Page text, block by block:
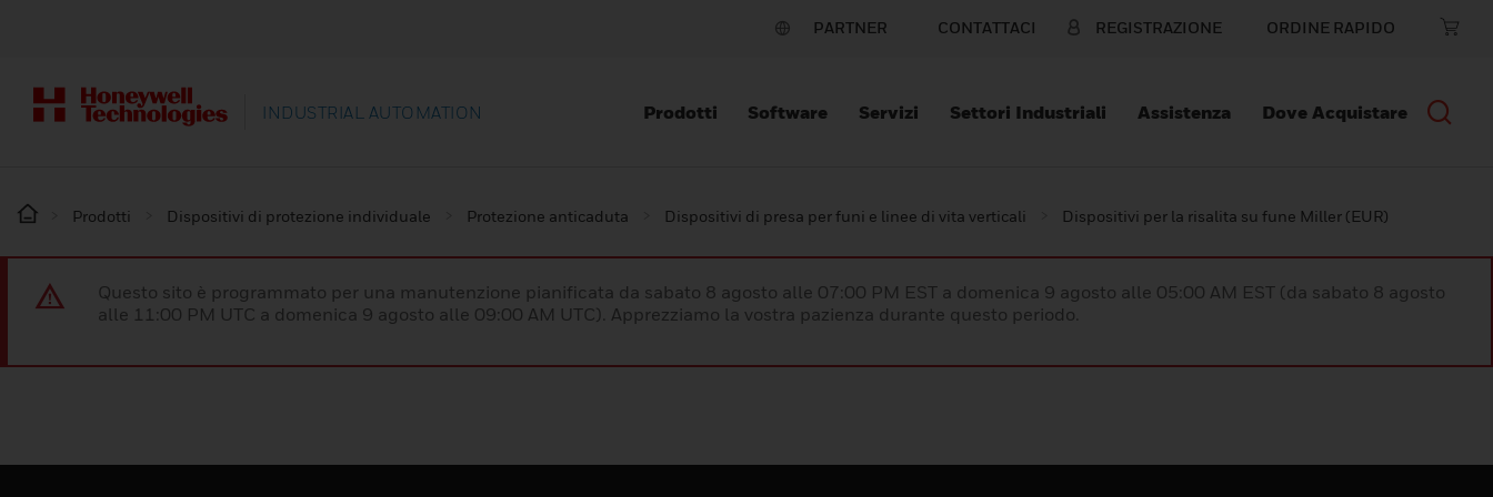
PARTNER CONTATTACI REGISTRAZIONE ORDINE RAPIDO
INDUSTRIAL AUTOMATION Prodotti Software Servizi Settori Industriali Assistenza Dove Acquistare
Prodotti Dispositivi di protezione individuale Protezione anticaduta Dispositivi di presa per funi e linee di vita verticali Dispositivi per la risalita su fune Miller (EUR)
Questo sito è programmato per una manutenzione pianificata da sabato 8 agosto alle 07:00 PM EST a domenica 9 agosto alle 05:00 AM EST (da sabato 8 agosto
alle 11:00 PM UTC a domenica 9 agosto alle 09:00 AM UTC). Apprezziamo la vostra pazienza durante questo periodo.